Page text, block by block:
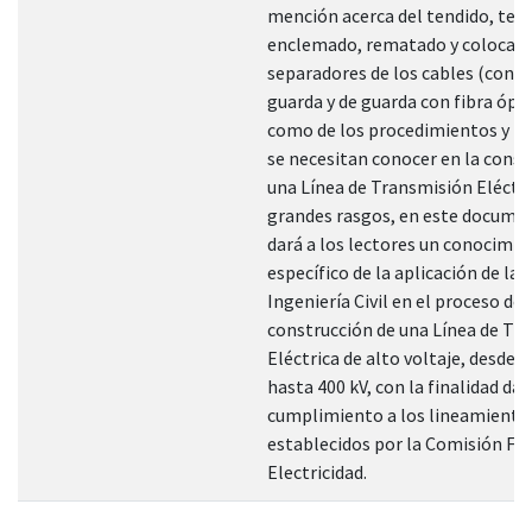
mención acerca del tendido,
enclemado, rematado y
separadores de los cables
guarda y de guarda con fibra
como de los procedimientos y
se necesitan conocer en la
una Línea de Transmisión
grandes rasgos, en este
dará a los lectores un
específico de la aplicación de la
Ingeniería Civil en el proceso de
construcción de una Línea de
Eléctrica de alto voltaje, desde
hasta 400 kV, con la finalidad dar
cumplimiento a los
establecidos por la Comisión
Electricidad.